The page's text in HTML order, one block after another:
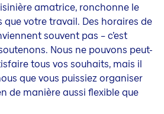
amatrice, ronchonne le
que votre travail. Des horaires de
souvent pas – c’est
Nous ne pouvons peut-
tous vos souhaits, mais il
que vous puissiez organiser
de manière aussi flexible que